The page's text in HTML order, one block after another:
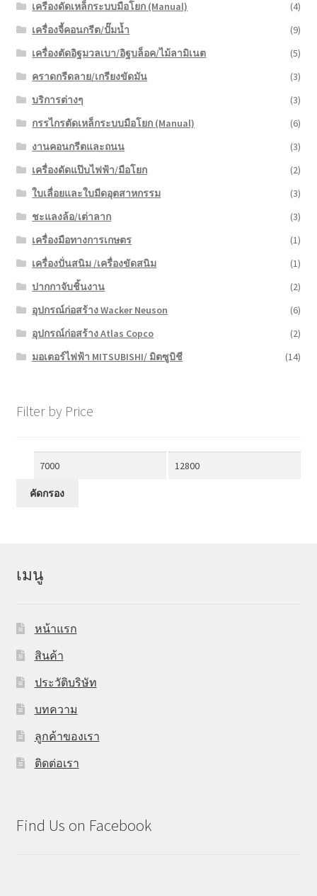
เครืองดัดเหล็กระบบมือโยก (Manual)
(4)
เครื่องจี้คอนกรีต/ปั๊มน้ำ
(9)
เครื่องตัดอิฐมวลเบา/อิฐบล็อค/ไม้ลามิเนต
(5)
คราดกรีดลาย/เกรียงขัดมัน
(3)
บริการต่างๆ
(3)
กรรไกรตัดเหล็กระบบมือโยก (Manual)
(6)
งานคอนกรีตและถนน
(3)
เครื่องดัดแป๊บไฟฟ้า/มือโยก
(2)
ใบเลื่อยและใบมีดอุตสาหกรรม
(3)
ชะแลงล้อ/เต่าลาก
(3)
เครื่องมือทางการเกษตร
(1)
เครื่องปั่นสนิม /เครื่องขัดสนิม
(1)
ปากกาจับชิ้นงาน
(2)
อุปกรณ์ก่อสร้าง Wacker Neuson
(6)
อุปกรณ์ก่อสร้าง Atlas Copco
(2)
มอเตอร์ไฟฟ้า MITSUBISHI/ มิตซูบิชี
(14)
Filter by Price
ราคา
ต่ำ
ราคา
คัดกรอง
เมนู
หน้าแรก
สินค้า
ประวัติบริษัท
บทความ
ลูกค้าของเรา
ติดต่อเรา
Find Us on Facebook